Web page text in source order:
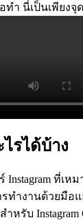
ทำ นี่เป็นเพียงจุ
รได้บ้าง
Instagram ที่เ
รทำงานด้วยมื
หรับ Instagram